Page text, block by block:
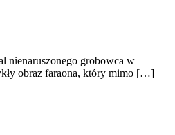
nienaruszonego grobowca w
obraz faraona, który mimo […]